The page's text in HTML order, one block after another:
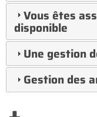
Vous êtes
disponible
Une gestion
Gestion des